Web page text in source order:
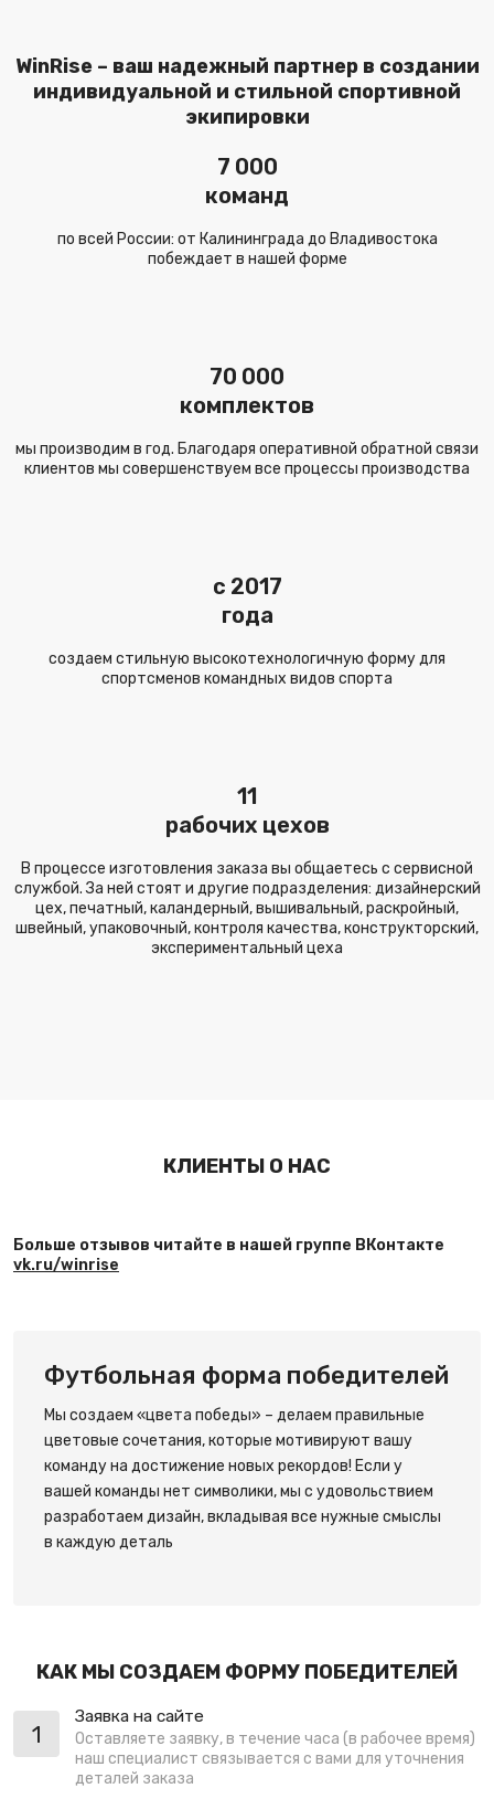
WinRise – ваш надежный партнер в создании
индивидуальной и стильной спортивной
экипировки
7 000
команд
по всей России: от Калининграда до Владивостока
побеждает в нашей форме
70 000
комплектов
мы производим в год. Благодаря оперативной обратной связи
клиентов мы совершенствуем все процессы производства
c 2017
года
создаем стильную высокотехнологичную форму для
спортсменов командных видов спорта
11
рабочих цехов
В процессе изготовления заказа вы общаетесь с сервисной
службой. За ней стоят и другие подразделения: дизайнерский
цех, печатный, каландерный, вышивальный, раскройный,
швейный, упаковочный, контроля качества, конструкторский,
экспериментальный цеха
КЛИЕНТЫ О НАС
Больше отзывов читайте в нашей группе ВКонтакте
vk.ru/winrise
Футбольная форма победителей
Мы создаем «цвета победы» – делаем правильные
цветовые сочетания, которые мотивируют вашу
команду на достижение новых рекордов! Если у
вашей команды нет символики, мы с удовольствием
разработаем дизайн, вкладывая все нужные смыслы
в каждую деталь
КАК МЫ СОЗДАЕМ ФОРМУ ПОБЕДИТЕЛЕЙ
1
Заявка на сайте
Оставляете заявку, в течение часа (в рабочее время)
наш специалист связывается с вами для уточнения
деталей заказа